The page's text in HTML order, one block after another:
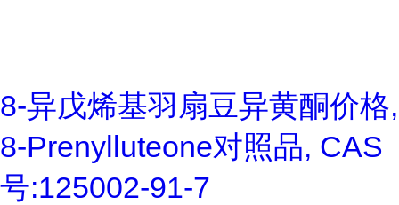
8-异戊烯基羽扇豆异黄酮价格,
8-Prenylluteone对照品, CAS
号:125002-91-7